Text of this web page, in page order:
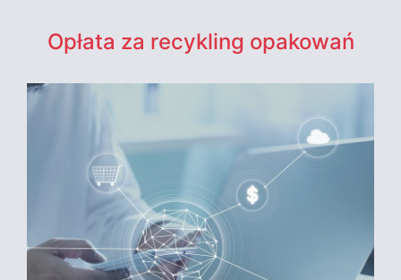
Opłata za recykling opakowań